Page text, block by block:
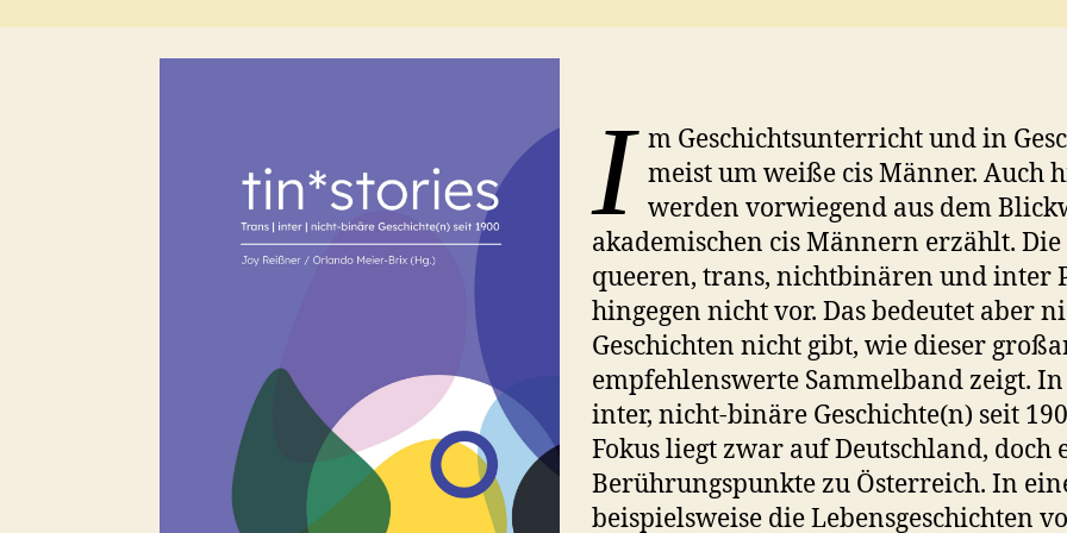
I m Geschichtsunterricht und in
meist um weiße cis Männer. Auch
werden vorwiegend aus dem
akademischen cis Männern erzählt.
queeren, trans, nichtbinären und inter
hingegen nicht vor. Das bedeutet aber
Geschichten nicht gibt, wie dieser
empfehlenswerte Sammelband zeigt.
inter, nicht-binäre Geschichte(n) seit
Fokus liegt zwar auf Deutschland,
Berührungspunkte zu Österreich. In
beispielsweise die Lebensgeschichten